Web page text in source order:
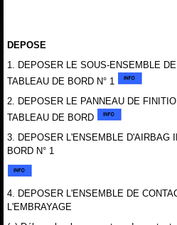
DEPOSE
1. DEPOSER LE SOUS-ENSEMBLE
TABLEAU DE BORD N° 1
2. DEPOSER LE PANNEAU DE
TABLEAU DE BORD
3. DEPOSER L'ENSEMBLE D'AIRBAG
BORD N° 1
4. DEPOSER L'ENSEMBLE DE
L'EMBRAYAGE